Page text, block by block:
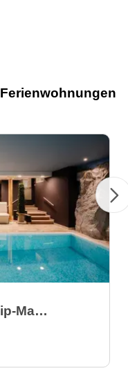
Relax Hotel Restaurant Pip-Margraff